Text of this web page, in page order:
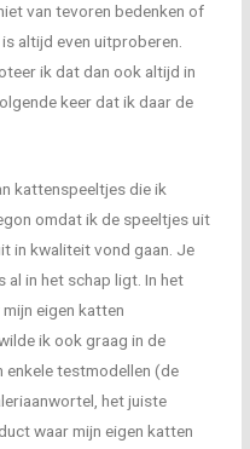
van tevoren bedenken of
altijd even uitproberen.
ik dat dan ook altijd in
keer dat ik daar de
kattenspeeltjes die ik
omdat ik de speeltjes uit
in kwaliteit vond gaan. Je
al in het schap ligt. In het
eigen katten
ik ook graag in de
enkele testmodellen (de
het juiste
waar mijn eigen katten